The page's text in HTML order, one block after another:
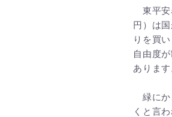
東平安
円）は
りを買
自由度
あります
緑にか
くと言